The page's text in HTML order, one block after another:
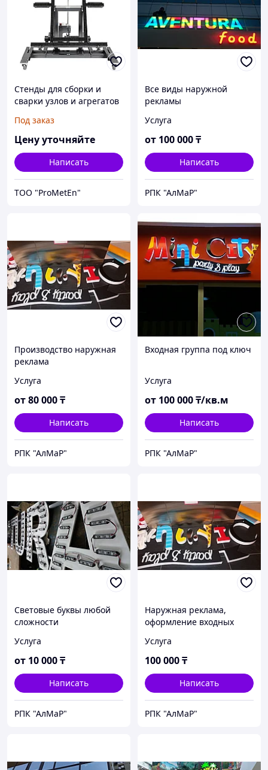
Стенды для сборки и
сварки узлов и агрегатов
Под заказ
Цену уточняйте
Написать
ТОО "ProMetEn"
Все виды наружной
рекламы
Услуга
от 100 000₸
Написать
РПК "АлМаР"
Производство наружная
реклама
Услуга
от80 000₸
Написать
РПК "АлМаР"
Входная группа под ключ
Услуга
от 100 000₸/кв.м
Написать
РПК "АлМаР"
Световые буквы любой
сложности
Услуга
от 10 000₸
Написать
РПК "АлМаР"
Наружная реклама,
оформление входных
Услуга
100 000₸
Написать
РПК "АлМаР"